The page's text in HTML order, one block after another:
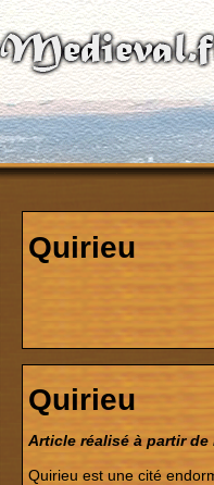
Quirieu
Quirieu
Article réalisé à partir
Quirieu est une cité